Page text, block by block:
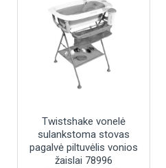
Twistshake vonelė
sulankstoma stovas
pagalvė piltuvėlis vonios
žaislai 78996